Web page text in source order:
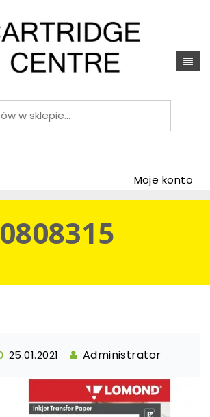
Moje konto
0808315
25.01.2021 Administrator